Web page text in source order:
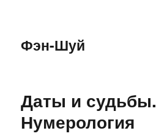
Фэн-Шуй
Даты и судьбы.
Нумерология